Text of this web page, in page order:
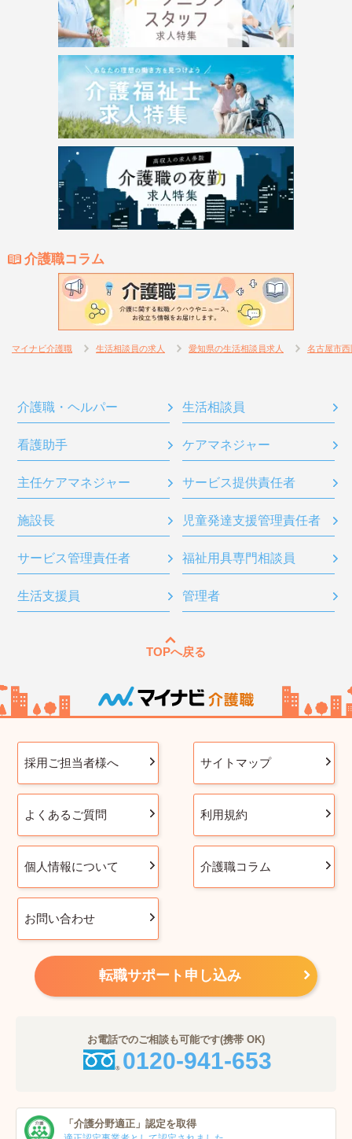
介護職コラム
マイナビ介護職 生活相談員の求人 愛知県の生活相談員求人 名古屋市
介護職・ヘルパー 生活相談員
看護助手 ケアマネジャー
主任ケアマネジャー サービス提供責任者
施設長 児童発達支援管理責任者
サービス管理責任者 福祉用具専門相談員
生活支援員 管理者
TOPへ戻る
採用ご担当者様へ サイトマップ
よくあるご質問 利用規約
個人情報について 介護職コラム
お問い合わせ
転職サポート申し込み
お電話でのご相談も可能です(携帯 OK)
0120-941-653
「介護分野適正」 認定を取得